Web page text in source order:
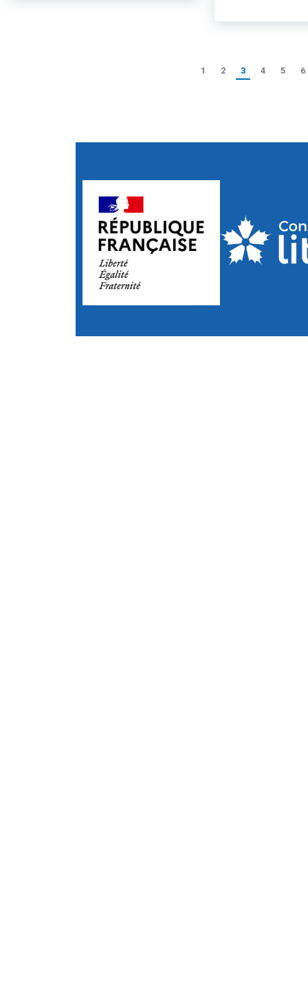
1 2 3 4 5 6